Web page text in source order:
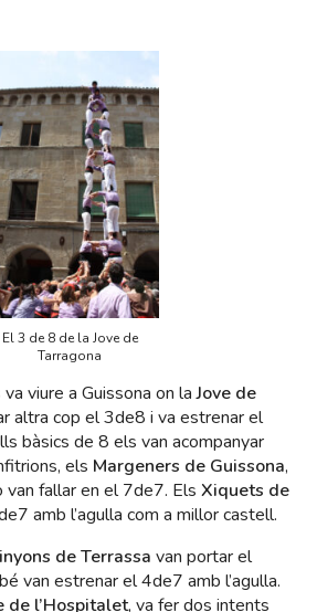
El 3 de 8 de la Jove de
Tarragona
viure a Guissona on laJove de
altra cop el 3de8 i va estrenar el
bàsics de 8 els van acompanyar
els Margeners de Guissona,
van fallar en el 7de7. ElsXiquets de
amb l’agulla com a millor castell.
de Terrassa van portar el
van estrenar el 4de7 amb l’agulla.
de l’Hospitalet, va fer dos intents